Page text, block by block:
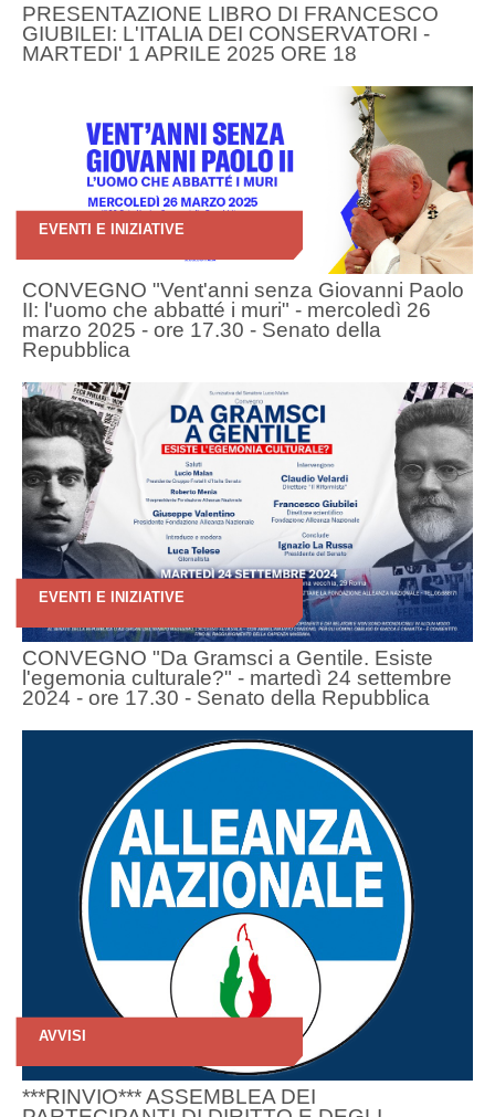
PRESENTAZIONE LIBRO DI FRANCESCO
GIUBILEI: L'ITALIA DEI CONSERVATORI -
MARTEDI' 1 APRILE 2025 ORE 18
EVENTI E INIZIATIVE
CONVEGNO "Vent'anni senza Giovanni Paolo
II: l'uomo che abbatté i muri" - mercoledì 26
marzo 2025 - ore 17.30 - Senato della
Repubblica
EVENTI E INIZIATIVE
CONVEGNO "Da Gramsci a Gentile. Esiste
l'egemonia culturale?" - martedì 24 settembre
2024 - ore 17.30 - Senato della Repubblica
AVVISI
***RINVIO*** ASSEMBLEA DEI